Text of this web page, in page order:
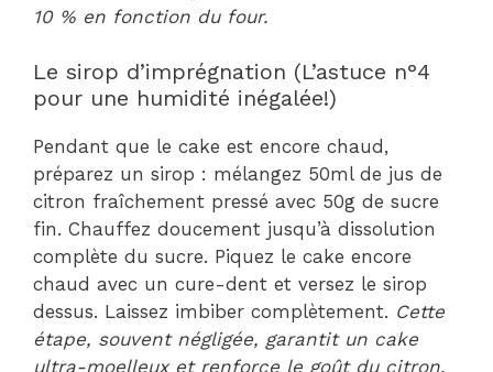
10 % en fonction du four.
Le sirop d’imprégnation (L’astuce n°4
pour une humidité inégalée!)
Pendant que le cake est encore chaud,
préparez un sirop : mélangez 50ml de jus de
citron fraîchement pressé avec 50g de sucre
fin. Chauffez doucement jusqu’à dissolution
complète du sucre. Piquez le cake encore
chaud avec un cure-dent et versez le sirop
dessus. Laissez imbiber complètement. Cette
étape, souvent négligée, garantit un cake
ultra-moelleux et renforce le goût du citron.